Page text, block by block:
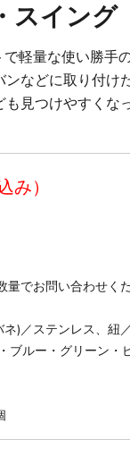
スイング
軽量な使い勝手
などに取り付け
見つけやすくな
）
量でお問い合わせく
)／ステンレス、紐
ブルー・グリーン・